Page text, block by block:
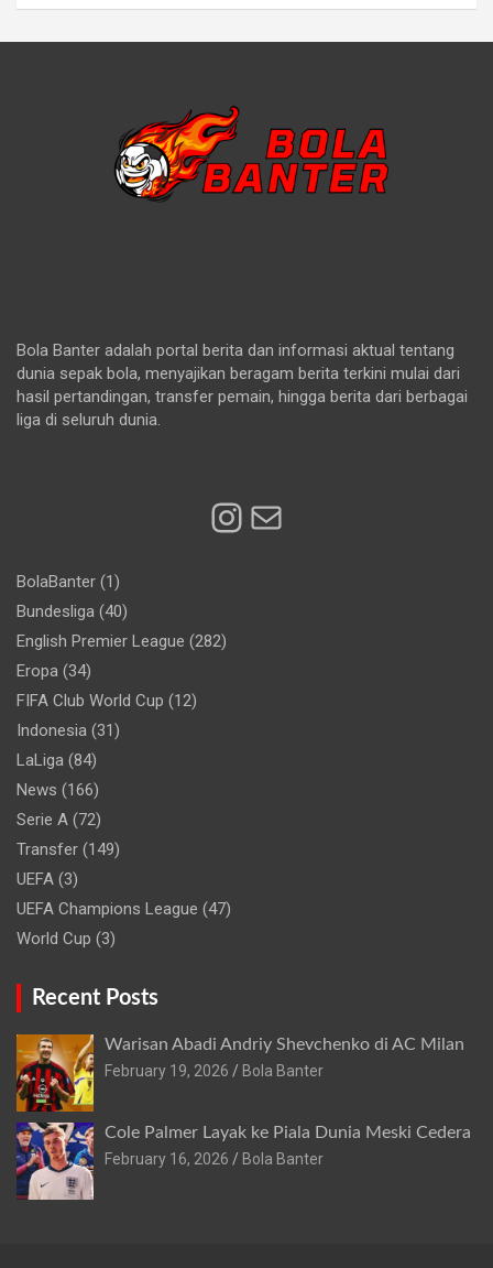
Bola Banter adalah portal berita dan informasi aktual tentang
dunia sepak bola, menyajikan beragam berita terkini mulai dari
hasil pertandingan, transfer pemain, hingga berita dari berbagai
liga di seluruh dunia.
Instagram
Mail
BolaBanter (1)
Bundesliga (40)
English Premier League (282)
Eropa (34)
FIFA Club World Cup (12)
Indonesia (31)
LaLiga (84)
News (166)
Serie A (72)
Transfer (149)
UEFA (3)
UEFA Champions League (47)
World Cup (3)
Recent Posts
Warisan Abadi Andriy Shevchenko di AC Milan
February 19, 2026
Bola Banter
Cole Palmer Layak ke Piala Dunia Meski Cedera
February 16, 2026
Bola Banter